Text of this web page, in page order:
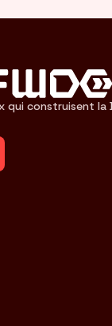
qui construisent la